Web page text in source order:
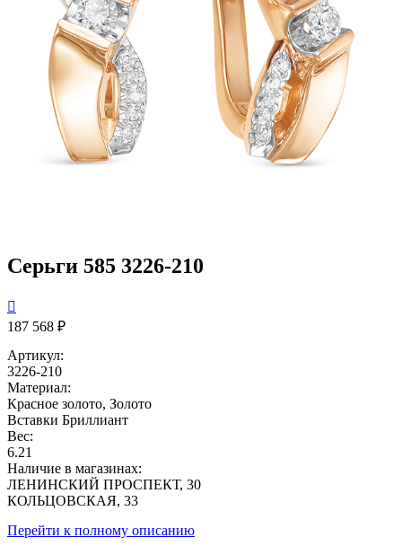
Серьги 585 3226-210

187 568 ₽
Артикул:
3226-210
Материал:
Красное золото, Золото
Вставки Бриллиант
Вес:
6.21
Наличие в магазинах:
ЛЕНИНСКИЙ ПРОСПЕКТ, 30
КОЛЬЦОВСКАЯ, 33
Перейти к полному описанию